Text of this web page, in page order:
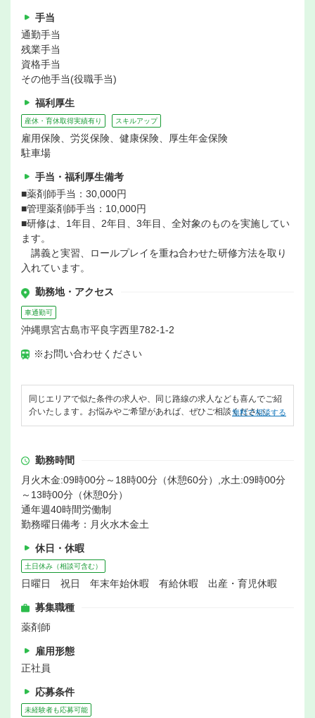
手当
通勤手当
残業手当
資格手当
その他手当(役職手当)
福利厚生
産休・育休取得実績有り スキルアップ
雇用保険、労災保険、健康保険、厚生年金保険
駐車場
手当・福利厚生備考
■薬剤師手当：30,000円
■管理薬剤師手当：10,000円
■研修は、1年目、2年目、3年目、全対象のものを実施してい
ます。
講義と実習、ロールプレイを重ね合わせた研修方法を取り
入れています。
勤務地・アクセス
車通勤可
沖縄県宮古島市平良字西里782-1-2
※お問い合わせください
同じエリアで似た条件の求人や、同じ路線の求人なども喜んでご紹
介いたします。お悩みやご希望があれば、ぜひご相談ください。
無料で相談する
勤務時間
月火木金:09時00分～18時00分（休憩60分）,水土:09時00分
～13時00分（休憩0分）
通年週40時間労働制
勤務曜日備考：月火水木金土
休日・休暇
土日休み（相談可含む）
日曜日 祝日 年末年始休暇 有給休暇 出産・育児休暇
募集職種
薬剤師
雇用形態
正社員
応募条件
未経験者も応募可能